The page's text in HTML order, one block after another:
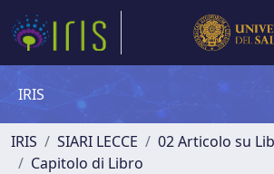
IRIS
IRIS SIARI LECCE
02 Articolo su
Capitolo di Libro